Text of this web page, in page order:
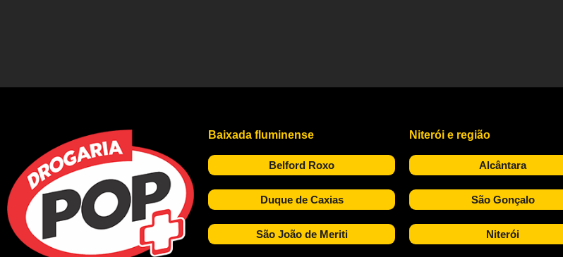
Baixada fluminense
Belford Roxo
Duque de Caxias
São João de Meriti
Niterói e região
Alcântara
São Gonçalo
Niterói